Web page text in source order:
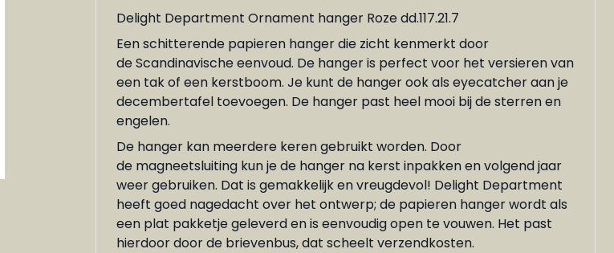
Delight Department Ornament hanger Roze dd.117.21.7
Een schitterende papieren hanger die zicht kenmerkt door
de Scandinavische eenvoud. De hanger is perfect voor het versieren van
een tak of een kerstboom. Je kunt de hanger ook als eyecatcher aan je
decembertafel toevoegen. De hanger past heel mooi bij de sterren en
engelen.
De hanger kan meerdere keren gebruikt worden. Door
de magneetsluiting kun je de hanger na kerst inpakken en volgend jaar
weer gebruiken. Dat is gemakkelijk en vreugdevol! Delight Department
heeft goed nagedacht over het ontwerp; de papieren hanger wordt als
een plat pakketje geleverd en is eenvoudig open te vouwen. Het past
hierdoor door de brievenbus, dat scheelt verzendkosten.